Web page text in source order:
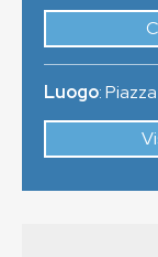
Luogo: